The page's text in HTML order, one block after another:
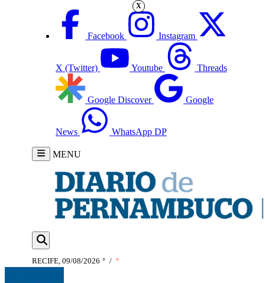
Facebook Instagram
X (Twitter) Youtube Threads
Google Discover Google
News WhatsApp DP
MENU
RECIFE, 09/08/2026 ° / °
X